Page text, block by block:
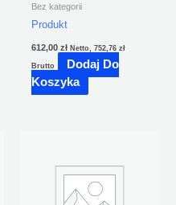
Bez kategorii
Produkt
612,00zł Netto,752,76zł
Brutto
Dodaj Do
Koszyka